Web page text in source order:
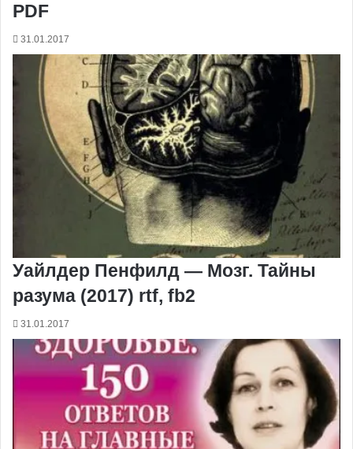
PDF
31.01.2017
Уайлдер Пенфилд — Мозг. Тайны
разума (2017) rtf, fb2
31.01.2017